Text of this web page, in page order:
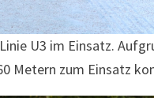
U3 im Einsatz.
Metern zum Einsatz